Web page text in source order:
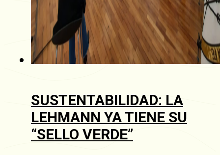
SUSTENTABILIDAD: LA
LEHMANN YA TIENE SU
“SELLO VERDE”